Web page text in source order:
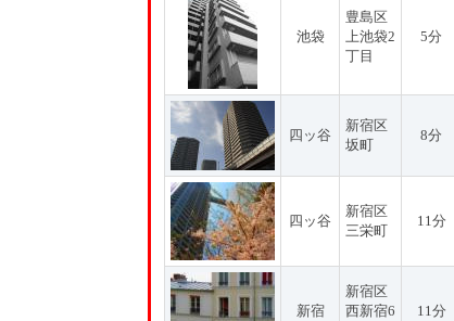
池袋
豊島区
上池袋2
丁目
5分
四ッ谷
新宿区
坂町
8分
四ッ谷
新宿区
三栄町
11分
新宿
新宿区
西新宿6
11分